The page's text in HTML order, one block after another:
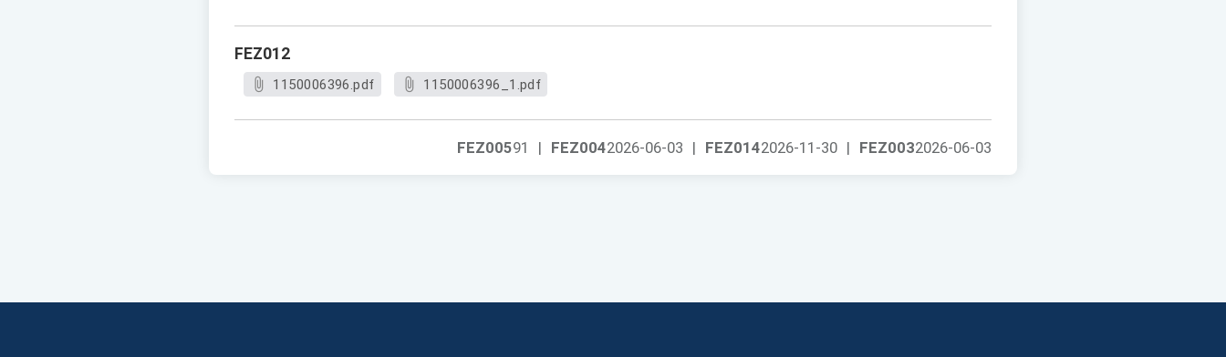
FEZ012
1150006396.pdf 1150006396_1.pdf
FEZ0032026-06-03
FEZ0142026-11-30 |
FEZ0042026-06-03 |
FEZ00591 |